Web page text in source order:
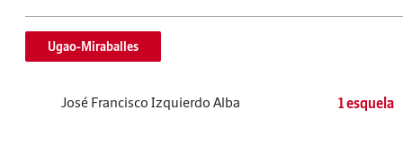
Ugao-Miraballes
José Francisco Izquierdo Alba 1 esquela